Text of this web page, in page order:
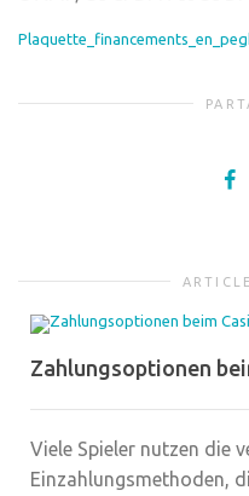
Zahlungsoptionen
Viele Spieler nutzen die
Einzahlungsmethoden,